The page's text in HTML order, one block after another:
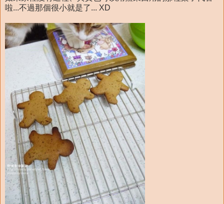
啦...不過那個很小就是了... XD